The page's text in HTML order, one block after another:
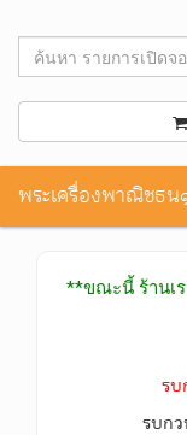
พระเครื่องพาณิชธน
**ขณะนี้ ร้านเร
ร
รบก